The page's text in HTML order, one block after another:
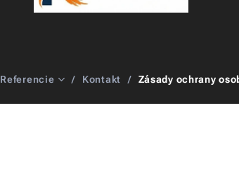
Referencie Kontakt Zásady ochrany